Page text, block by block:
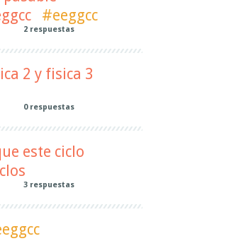
#eeggcc
2 respuestas
2 y fisica 3
0respuestas
este ciclo
3 respuestas